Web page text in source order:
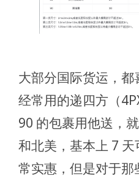
大部分国际货运，
经常用的递四方（
90 的包裹用他送，
和北美，基本上 7
常实惠，但是对于